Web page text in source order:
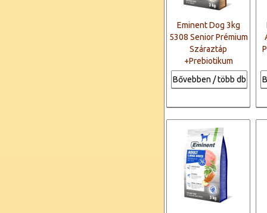
Eminent Dog 3kg
5308 Senior Prémium
Száraztáp
+Prebiotikum
Bővebben / több db